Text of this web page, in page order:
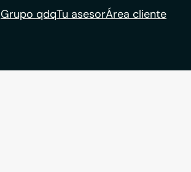
Grupo qdqTu asesorÁrea cliente